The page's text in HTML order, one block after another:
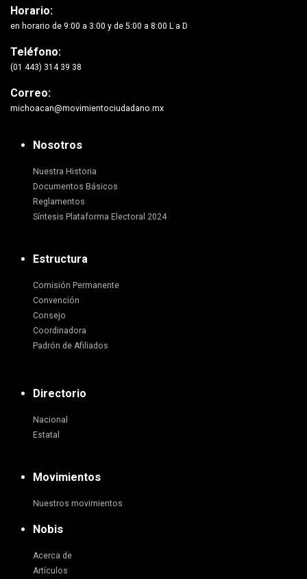
Horario:
en horario de 9:00 a 3:00 y de 5:00 a 8:00 L a D
Teléfono:
(01 443) 314 39 38
Correo:
michoacan@movimientociudadano.mx
Nosotros
Nuestra Historia
Documentos Básicos
Reglamentos
Síntesis Plataforma Electoral 2024
Estructura
Comisión Permanente
Convención
Consejo
Coordinadora
Padrón de Afiliados
Directorio
Nacional
Estatal
Movimientos
Nuestros movimientos
Nobis
Acerca de
Artículos